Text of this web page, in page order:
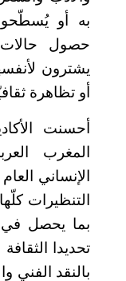
به أو
حصول حالات
يشترون
أو تظاهرة
أحسنت
المغرب
الإنساني
التنظيرات
بما يحصل في
تحديدا
بالنقد الفني